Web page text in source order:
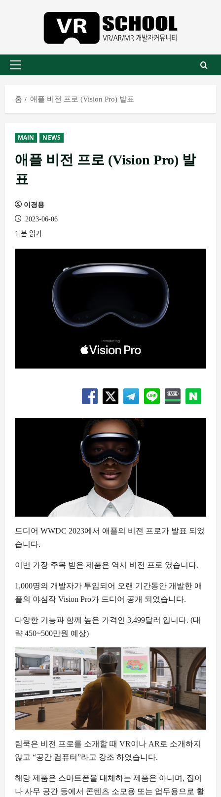
로
기
메
홈 애플 비전 프로 (Vision Pro) 발표
MAIN NEWS
애플 비전 프로 (Vision Pro) 발
표
이경용
2023-06-06
1 분 읽기
드디어 WWDC 2023에서 애플의 비전 프로가 발표 되었
습니다.
이번 가장 주목 받은 제품은 역시 비전 프로 였습니다.
1,000명의 개발자가 투입되어 오랜 기간동안 개발한 애
플의 야심작 Vision Pro가 드디어 공개 되었습니다.
다양한 기능과 함께 높은 가격인 3,499달러 입니다. (대
략 450~500만원 예상)
팀쿡은 비전 프로를 소개할 때 VR이나 AR로 소개하지
않고 “공간 컴퓨터”라고 강조 하였습니다.
해당 제품은 스마트폰을 대체하는 제품은 아니며, 집이
나 사무 공간 등에서 콘텐츠 소모용 또는 업무용으로 활